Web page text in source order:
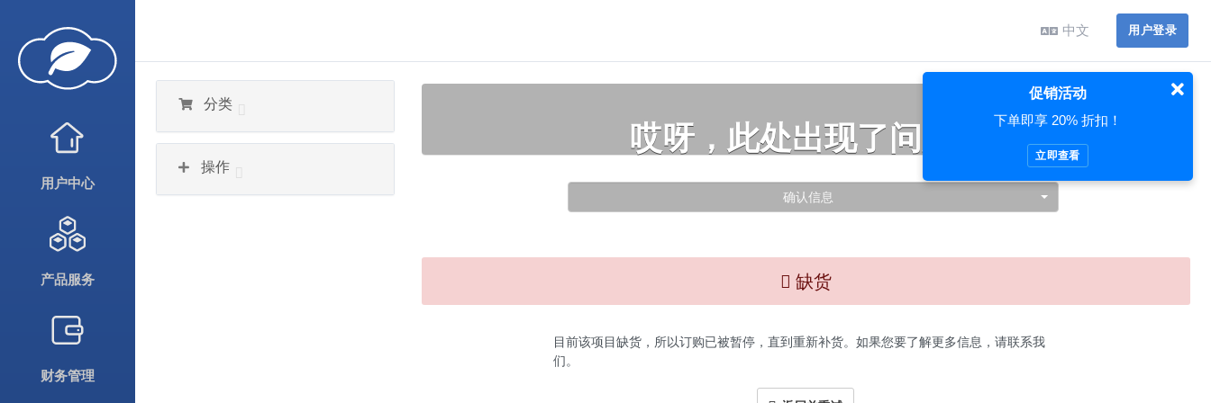
用户中心
产品服务
财务管理
中文 用户登录
分类
操作
哎呀，此处出现了问题…
确认信息
缺货
目前该项目缺货，所以订购已被暂停，直到重新补货。如果您要了解更多信息，请联系我
们。
促销活动
下单即享 20% 折扣！
立即查看